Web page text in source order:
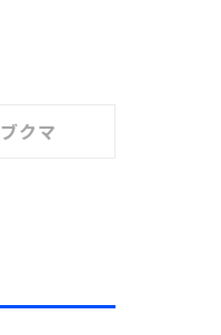
ブクマ